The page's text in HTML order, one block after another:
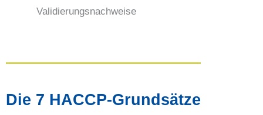
Validierungsnachweise
Die 7 HACCP-Grundsätze